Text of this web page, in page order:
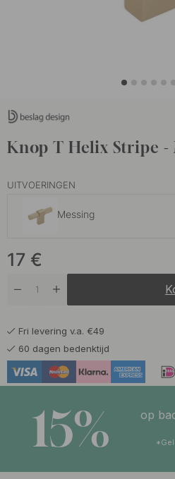
Knop T Helix Stripe -
UITVOERINGEN
Messing
Mat Zwart
Roestvrijstalen Afwerking
17 €
Fri levering v.a. €49
60 dagen bedenktijd
15%
op